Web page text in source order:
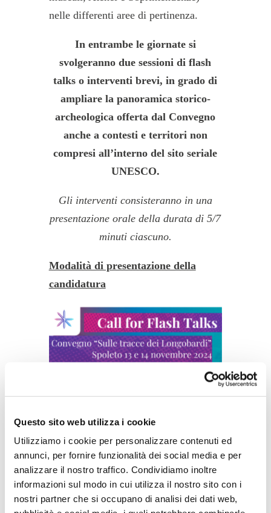
Questo sito web utilizza i cookie
Utilizziamo i cookie per personalizzare contenuti ed
annunci, per fornire funzionalità dei social media e per
analizzare il nostro traffico. Condividiamo inoltre
informazioni sul modo in cui utilizza il nostro sito con i
nostri partner che si occupano di analisi dei dati web,
nelle differenti aree di pertinenza.
In entrambe le giornate si
svolgeranno due sessioni di flash
talks o interventi brevi, in grado di
ampliare la panoramica storico-
archeologica offerta dal Convegno
anche a contesti e territori non
compresi all’interno del sito seriale
UNESCO.
Gli interventi consisteranno in una
presentazione orale della durata di 5/7
minuti ciascuno.
Modalità di presentazione della
candidatura
Per partecipare alla selezione degli